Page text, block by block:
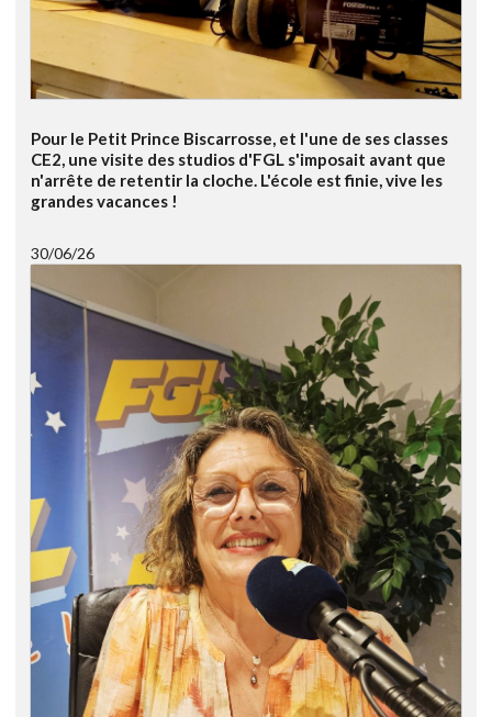
Pour le Petit Prince Biscarrosse, et l'une de ses classes
CE2, une visite des studios d'FGL s'imposait avant que
n'arrête de retentir la cloche. L'école est finie, vive les
grandes vacances !
30/06/26